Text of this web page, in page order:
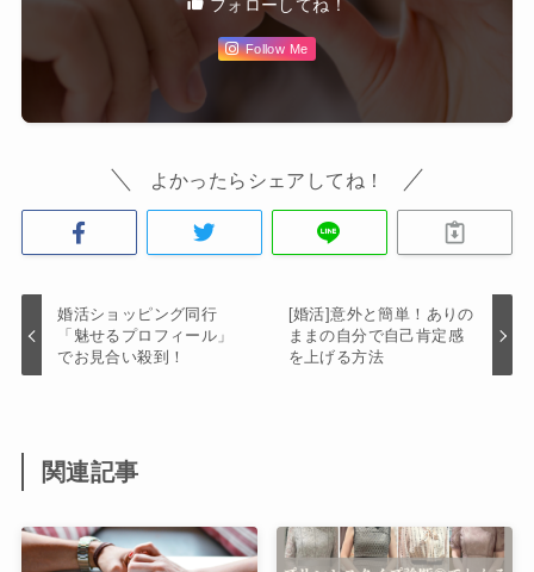
フォローしてね！
Follow Me
よかったらシェアしてね！
婚活ショッピング同行
「魅せるプロフィール」
でお見合い殺到！
[婚活]意外と簡単！ありの
ままの自分で自己肯定感
を上げる方法
関連記事